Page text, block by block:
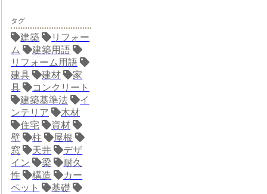
タグ
建築
リフォー
ム
建築用語
リフォーム用語
建具
建材
家
具
コンクリート
建築基準法
イ
ンテリア
木材
住宅
資材
壁
柱
屋根
窓
天井
デザ
イン
梁
耐久
性
構造
カー
ペット
基礎